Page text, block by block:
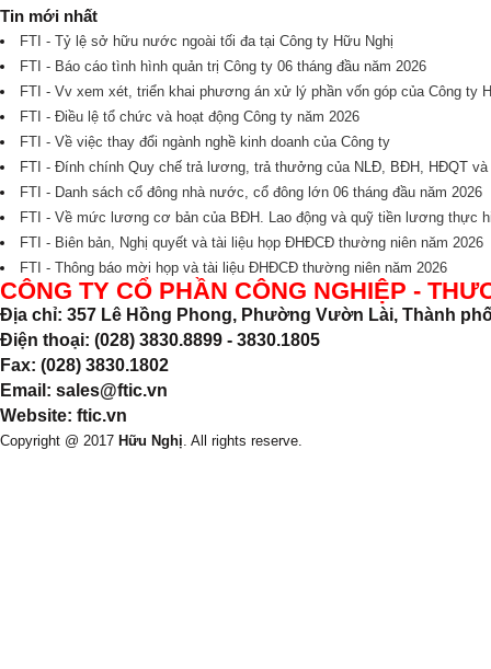
Tin mới nhất
FTI - Tỷ lệ sở hữu nước ngoài tối đa tại Công ty Hữu Nghị
FTI - Báo cáo tình hình quản trị Công ty 06 tháng đầu năm 2026
FTI - Vv xem xét, triển khai phương án xử lý phần vốn góp của Công ty
FTI - Điều lệ tổ chức và hoạt động Công ty năm 2026
FTI - Về việc thay đổi ngành nghề kinh doanh của Công ty
FTI - Đính chính Quy chế trả lương, trả thưởng của NLĐ, BĐH, HĐQT
FTI - Danh sách cổ đông nhà nước, cổ đông lớn 06 tháng đầu năm 2026
FTI - Về mức lương cơ bản của BĐH. Lao động và quỹ tiền lương thực
FTI - Biên bản, Nghị quyết và tài liệu họp ĐHĐCĐ thường niên năm 2026
FTI - Thông báo mời họp và tài liệu ĐHĐCĐ thường niên năm 2026
CÔNG TY CỔ PHẦN CÔNG NGHIỆP -
Địa chỉ: 357 Lê Hồng Phong, Phường Vườn Lài, Thành
Điện thoại: (028) 3830.8899 - 3830.1805
Fax: (028) 3830.1802
Email: sales@ftic.vn
Website: ftic.vn
Copyright @ 2017 Hữu Nghị. All rights reserve.